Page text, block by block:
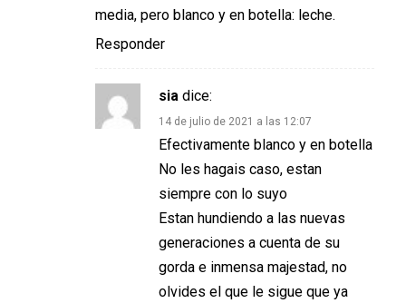
media, pero blanco y en botella: leche.
Responder
sia dice:
14 de julio de 2021 a las 12:07
Efectivamente blanco y en botella
No les hagais caso, estan
siempre con lo suyo
Estan hundiendo a las nuevas
generaciones a cuenta de su
gorda e inmensa majestad, no
olvides el que le sigue que ya